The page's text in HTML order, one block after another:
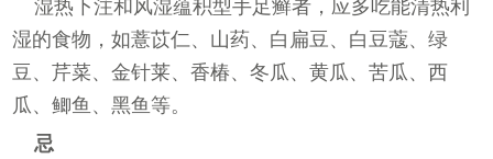
湿热下注和风湿蕴积型手足癣者，应多吃能清热利
湿的食物，如薏苡仁、山药、白扁豆、白豆蔻、绿
豆、芹菜、金针莱、香椿、冬瓜、黄瓜、苦瓜、西
瓜、鲫鱼、黑鱼等。
忌